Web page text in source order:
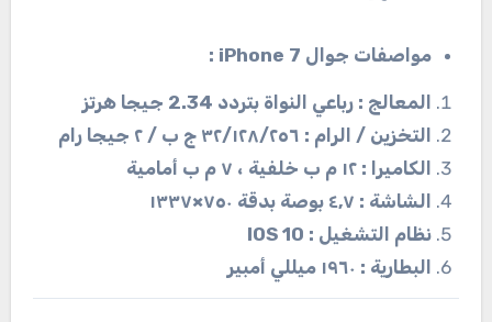
مواصفات جوال iPhone 7 :
المعالج : رباعي النواة بتردد 2.34 جيجا هرتز
التخزين / الرام : ٣٢/١٢٨/٢٥٦ ج ب / ٢ جيجا رام
الكاميرا : ١٢ م ب خلفية ، ٧ م ب أمامية
الشاشة : ٤٫٧ بوصة بدقة ٧٥٠×١٣٣٧
نظام التشغيل : IOS 10
البطارية : ١٩٦٠ ميللي أمبير